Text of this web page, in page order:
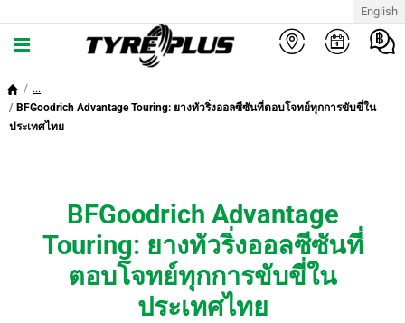
English
...
BFGoodrich Advantage Touring: ยางทัวริ่งออลซีซันที่ตอบโจทย์ทุกการขับขี่ใน
ประเทศไทย
BFGoodrich Advantage
Touring: ยางทัวริ่งออลซีซันที่
ตอบโจทย์ทุกการขับขี่ใน
ประเทศไทย